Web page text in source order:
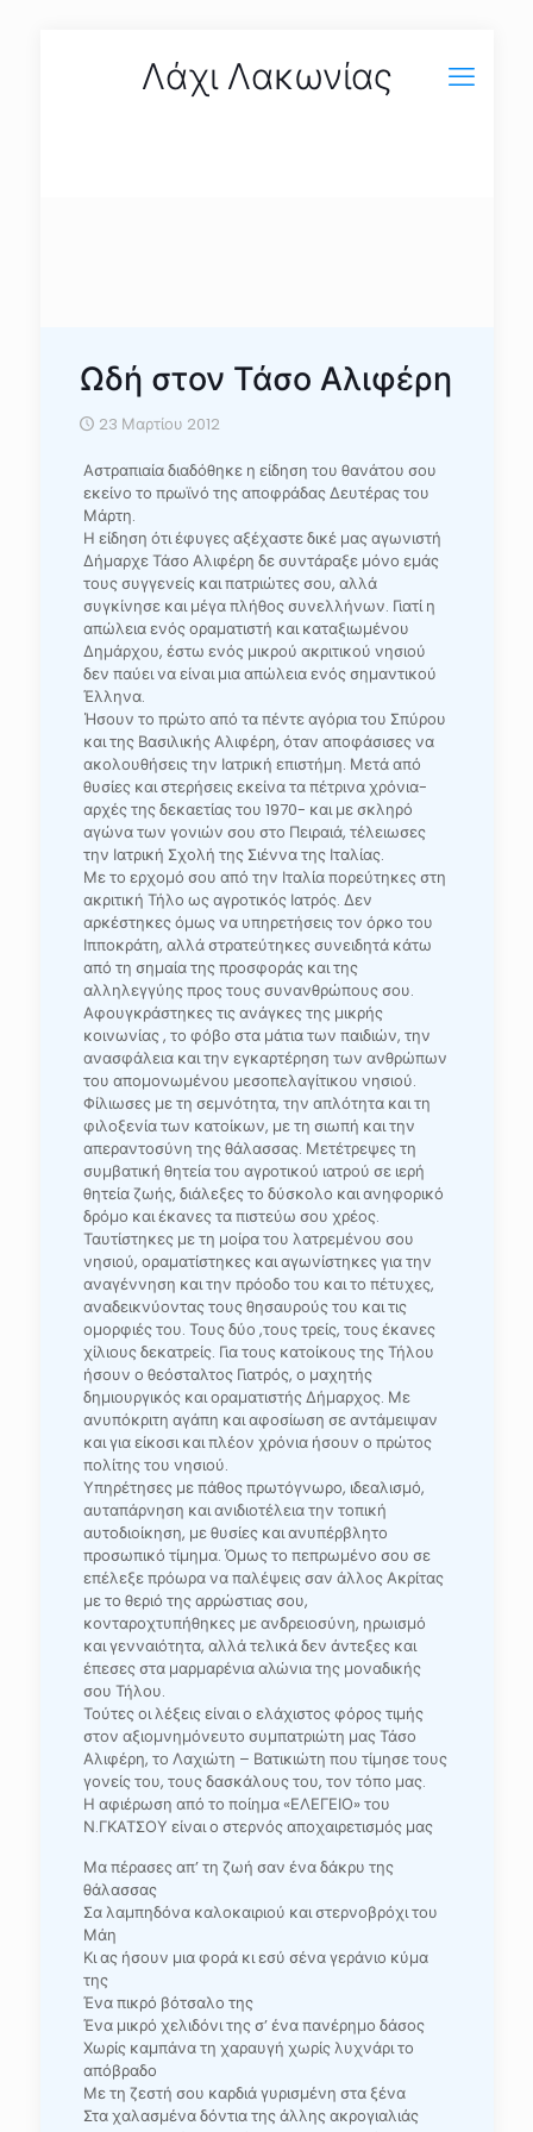
Λάχι Λακωνίας
Ωδή στον Τάσο Αλιφέρη
23 Μαρτίου 2012
Αστραπιαία διαδόθηκε η είδηση του θανάτου σου
εκείνο το πρωϊνό της αποφράδας Δευτέρας του
Μάρτη.
Η είδηση ότι έφυγες αξέχαστε δικέ μας αγωνιστή
Δήμαρχε Τάσο Αλιφέρη δε συντάραξε μόνο εμάς
τους συγγενείς και πατριώτες σου, αλλά
συγκίνησε και μέγα πλήθος συνελλήνων. Γιατί η
απώλεια ενός οραματιστή και καταξιωμένου
Δημάρχου, έστω ενός μικρού ακριτικού νησιού
δεν παύει να είναι μια απώλεια ενός σημαντικού
Έλληνα.
Ήσουν το πρώτο από τα πέντε αγόρια του Σπύρου
και της Βασιλικής Αλιφέρη, όταν αποφάσισες να
ακολουθήσεις την Ιατρική επιστήμη. Μετά από
θυσίες και στερήσεις εκείνα τα πέτρινα χρόνια-
αρχές της δεκαετίας του 1970- και με σκληρό
αγώνα των γονιών σου στο Πειραιά, τέλειωσες
την Ιατρική Σχολή της Σιέννα της Ιταλίας.
Με το ερχομό σου από την Ιταλία πορεύτηκες στη
ακριτική Τήλο ως αγροτικός Ιατρός. Δεν
αρκέστηκες όμως να υπηρετήσεις τον όρκο του
Ιπποκράτη, αλλά στρατεύτηκες συνειδητά κάτω
από τη σημαία της προσφοράς και της
αλληλεγγύης προς τους συνανθρώπους σου.
Αφουγκράστηκες τις ανάγκες της μικρής
κοινωνίας , το φόβο στα μάτια των παιδιών, την
ανασφάλεια και την εγκαρτέρηση των ανθρώπων
του απομονωμένου μεσοπελαγίτικου νησιού.
Φίλιωσες με τη σεμνότητα, την απλότητα και τη
φιλοξενία των κατοίκων, με τη σιωπή και την
απεραντοσύνη της θάλασσας. Μετέτρεψες τη
συμβατική θητεία του αγροτικού ιατρού σε ιερή
θητεία ζωής, διάλεξες το δύσκολο και ανηφορικό
δρόμο και έκανες τα πιστεύω σου χρέος.
Ταυτίστηκες με τη μοίρα του λατρεμένου σου
νησιού, οραματίστηκες και αγωνίστηκες για την
αναγέννηση και την πρόοδο του και το πέτυχες,
αναδεικνύοντας τους θησαυρούς του και τις
ομορφιές του. Τους δύο ,τους τρείς, τους έκανες
χίλιους δεκατρείς. Για τους κατοίκους της Τήλου
ήσουν ο θεόσταλτος Γιατρός, ο μαχητής
δημιουργικός και οραματιστής Δήμαρχος. Με
ανυπόκριτη αγάπη και αφοσίωση σε αντάμειψαν
και για είκοσι και πλέον χρόνια ήσουν ο πρώτος
πολίτης του νησιού.
Υπηρέτησες με πάθος πρωτόγνωρο, ιδεαλισμό,
αυταπάρνηση και ανιδιοτέλεια την τοπική
αυτοδιοίκηση, με θυσίες και ανυπέρβλητο
προσωπικό τίμημα. Όμως το πεπρωμένο σου σε
επέλεξε πρόωρα να παλέψεις σαν άλλος Ακρίτας
με το θεριό της αρρώστιας σου,
κονταροχτυπήθηκες με ανδρειοσύνη, ηρωισμό
και γενναιότητα, αλλά τελικά δεν άντεξες και
έπεσες στα μαρμαρένια αλώνια της μοναδικής
σου Τήλου.
Τούτες οι λέξεις είναι ο ελάχιστος φόρος τιμής
στον αξιομνημόνευτο συμπατριώτη μας Τάσο
Αλιφέρη, το Λαχιώτη – Βατικιώτη που τίμησε τους
γονείς του, τους δασκάλους του, τον τόπο μας.
Η αφιέρωση από το ποίημα «ΕΛΕΓΕΙΟ» του
Ν.ΓΚΑΤΣΟΥ είναι ο στερνός αποχαιρετισμός μας
Μα πέρασες απ’ τη ζωή σαν ένα δάκρυ της
θάλασσας
Σα λαμπηδόνα καλοκαιριού και στερνοβρόχι του
Μάη
Κι ας ήσουν μια φορά κι εσύ σένα γεράνιο κύμα
της
Ένα πικρό βότσαλο της
Ένα μικρό χελιδόνι της σ’ ένα πανέρημο δάσος
Χωρίς καμπάνα τη χαραυγή χωρίς λυχνάρι το
απόβραδο
Με τη ζεστή σου καρδιά γυρισμένη στα ξένα
Στα χαλασμένα δόντια της άλλης ακρογιαλιάς